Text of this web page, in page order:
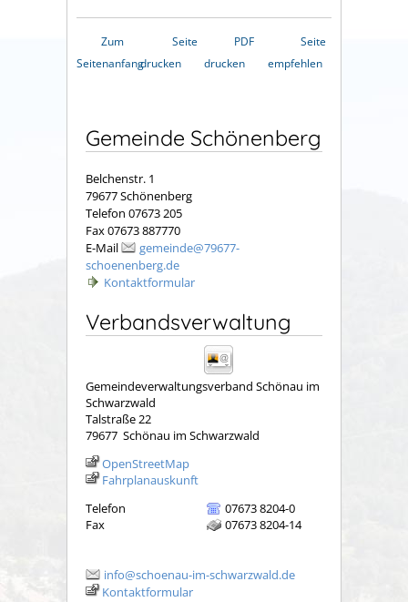
Zum
Seitenanfang
Seite
drucken
PDF
drucken
Seite
empfehlen
Gemeinde Schönenberg
Belchenstr. 1
79677 Schönenberg
Telefon 07673 205
Fax 07673 887770
E-Mail
gemeinde@79677-
schoenenberg.de
Kontaktformular
Verbandsverwaltung
Gemeindeverwaltungsverband Schönau im
Schwarzwald
Talstraße 22
79677 Schönau im Schwarzwald
OpenStreetMap
Fahrplanauskunft
Telefon
07673 8204-0
Fax
07673 8204-14
info@schoenau-im-schwarzwald.de
Kontaktformular